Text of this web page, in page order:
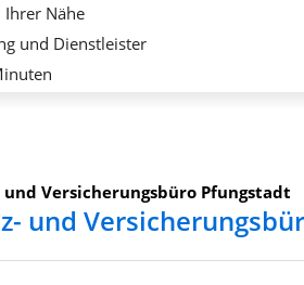
Ihrer Nähe
und Dienstleister
und Versicherungsbüro Pfungstadt
und